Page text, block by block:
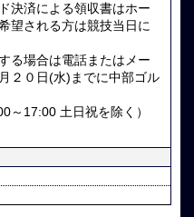
決済による領収書はホー
望される方は競技当日に
る場合は電話またはメー
２０日(水)までに中部ゴル
～17:00 土日祝を除く）